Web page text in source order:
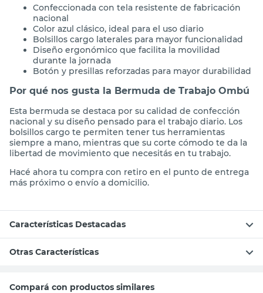
Confeccionada con tela resistente de fabricación
nacional
Color azul clásico, ideal para el uso diario
Bolsillos cargo laterales para mayor funcionalidad
Diseño ergonómico que facilita la movilidad
durante la jornada
Botón y presillas reforzadas para mayor durabilidad
Por qué nos gusta la Bermuda de Trabajo Ombú
Esta bermuda se destaca por su calidad de confección
nacional y su diseño pensado para el trabajo diario. Los
bolsillos cargo te permiten tener tus herramientas
siempre a mano, mientras que su corte cómodo te da la
libertad de movimiento que necesitás en tu trabajo.
Hacé ahora tu compra con retiro en el punto de entrega
más próximo o envío a domicilio.
Características Destacadas
Otras Características
Compará con productos similares